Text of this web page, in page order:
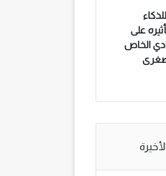
على
الخاص
الأخيرة